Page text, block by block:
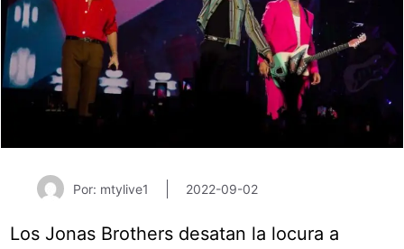
Por: mtylive1 2022-09-02
Los Jonas Brothers desatan la locura a